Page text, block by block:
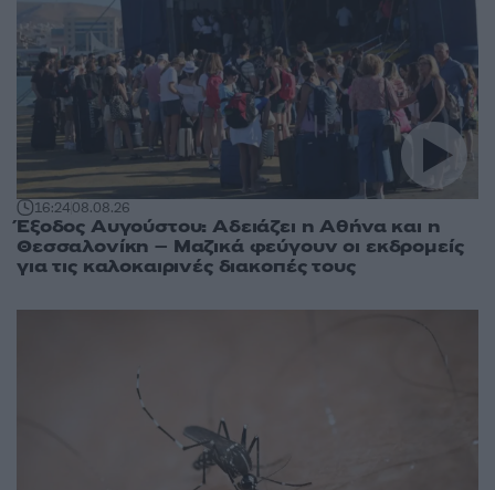
16:2408.08.26
Έξοδος Αυγούστου: Αδειάζει η Αθήνα και η
Θεσσαλονίκη – Μαζικά φεύγουν οι εκδρομείς
για τις καλοκαιρινές διακοπές τους